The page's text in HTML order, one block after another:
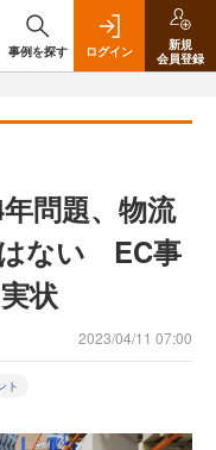
事例を探す ログイン
新規
会員登録
問題、物流
ない EC事
状
2023/04/11 07:00
ト